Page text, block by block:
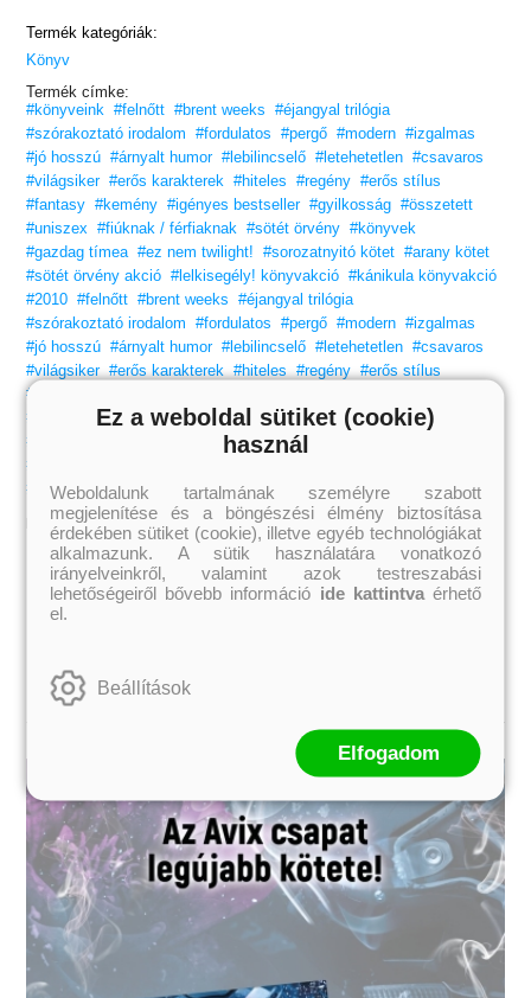
- Nem, ez a kudarc ára.
Termék kategóriák:
Könyv
Termék címke:
#könyveink #felnőtt #brent weeks
#éjangyal trilógia
#szórakoztató irodalom
#fordulatos #pergő #modern #izgalmas
#jó hosszú #árnyalt humor #lebilincselő #letehetetlen #csavaros
#világsiker #erős karakterek #hiteles #regény #erős stílus
#fantasy #kemény #igényes bestseller #gyilkosság #összetett
#uniszex #fiúknak / férfiaknak #sötét örvény #könyvek
#gazdag tímea #ez nem twilight! #sorozatnyitó kötet #arany kötet
#sötét örvény akció #lelkisegély! könyvakció #kánikula könyvakció
#2010 #felnőtt #brent weeks
#éjangyal trilógia
#szórakoztató irodalom
#fordulatos #pergő #modern #izgalmas
#jó hosszú #árnyalt humor #lebilincselő #letehetetlen #csavaros
#világsiker #erős karakterek #hiteles #regény #erős stílus
#fantasy
#uniszex
#fiúknak / férfiaknak #sötét örvény
#könyvek
#gazdag tímea
#ez nem twilight! #sorozatnyitó kötet
#sötét örvény akció
#2010
Kapcsolódó oldalak, blogok:
Ez a weboldal sütiket (cookie)
használ
Weboldalunk tartalmának személyre szabott
megjelenítése és a böngészési élmény biztosítása
érdekében sütiket (cookie), illetve egyéb technológiákat
alkalmazunk. A sütik használatára vonatkozó
irányelveinkről, valamint azok testreszabási
lehetőségeiről bővebb információ ide kattintvaérhető
el.
Beállítások
Elfogadom